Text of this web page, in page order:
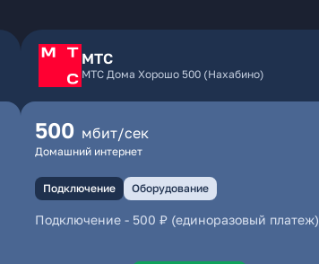
МТС
МТС Дома Хорошо 500 (Нахабино)
500 мбит/сек
Домашний интернет
Подключение Оборудование
Подключение- 500 ₽ (единоразовый платеж)